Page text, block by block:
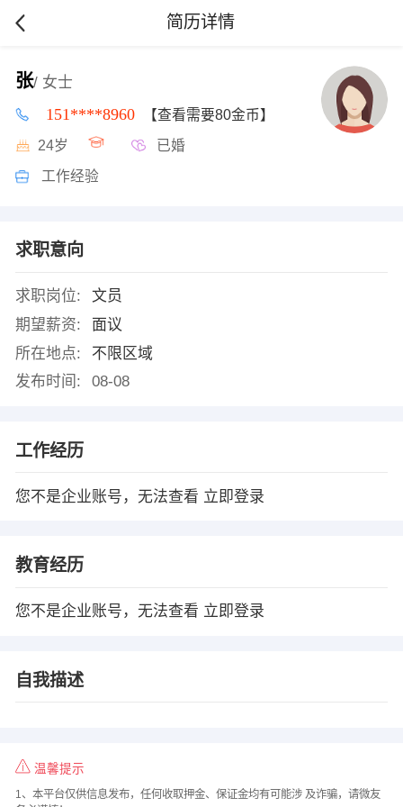
简历详情
张/ 女士
151****8960 【查看需要80金币】
24岁 已婚
工作经验
求职意向
求职岗位:
文员
期望薪资:
面议
所在地点:
不限区域
发布时间:
08-08
工作经历
您不是企业账号，无法查看 立即登录
教育经历
您不是企业账号，无法查看 立即登录
自我描述
温馨提示
1、本平台仅供信息发布，任何收取押金、保证金均有可能涉 及诈骗，请微友